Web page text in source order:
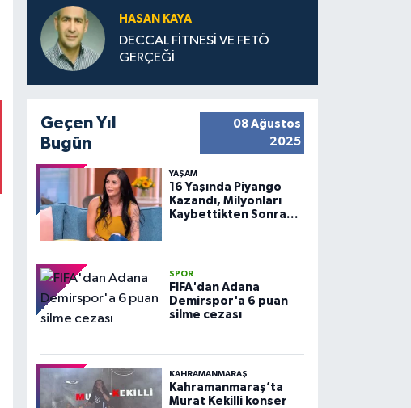
HASAN KAYA
DECCAL FİTNESİ VE FETÖ
GERÇEĞİ
Geçen Yıl
Bugün
08 Ağustos
2025
YAŞAM
16 Yaşında Piyango
Kazandı, Milyonları
Kaybettikten Sonra
SPOR
FIFA'dan Adana
Demirspor'a 6 puan
silme cezası
KAHRAMANMARAŞ
Kahramanmaraş’ta
Murat Kekilli konser